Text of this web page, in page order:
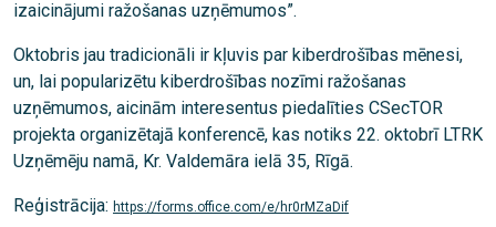
izaicinājumi ražošanas uzņēmumos”.
Oktobris jau tradicionāli ir kļuvis par kiberdrošības mēnesi,
un, lai popularizētu kiberdrošības nozīmi ražošanas
uzņēmumos, aicinām interesentus piedalīties CSecTOR
projekta organizētajā konferencē, kas notiks 22. oktobrī LTRK
Uzņēmēju namā, Kr. Valdemāra ielā 35, Rīgā.
Reģistrācija: https://forms.office.com/e/hr0rMZaDif